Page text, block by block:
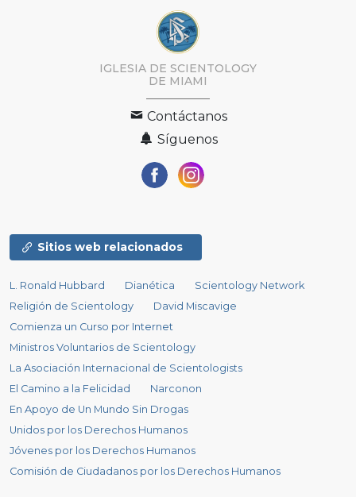
IGLESIA DE SCIENTOLOGY
DE MIAMI
Contáctanos
Síguenos
Sitios web relacionados
L. Ronald Hubbard Dianética
Scientology Network
Religión de Scientology
David Miscavige
Comienza un Curso por Internet
Ministros Voluntarios de Scientology
La Asociación Internacional de Scientologists
El Camino a la Felicidad
Narconon
En Apoyo de Un Mundo Sin Drogas
Unidos por los Derechos Humanos
Jóvenes por los Derechos Humanos
Comisión de Ciudadanos por los Derechos Humanos